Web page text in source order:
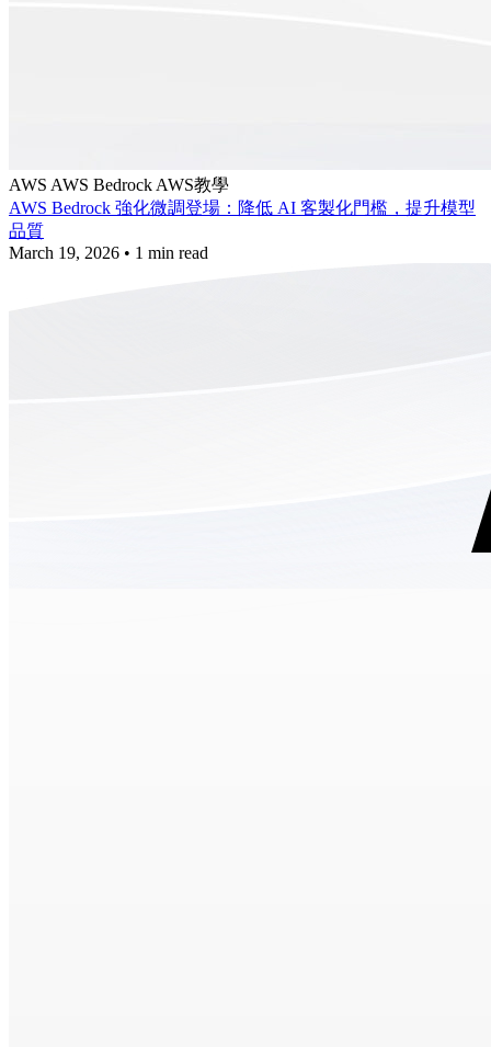
AWS AWS Bedrock AWS教學
AWS Bedrock 強化微調登場：降低 AI 客製化門檻，提升模型
品質
March 19, 2026 • 1 min read